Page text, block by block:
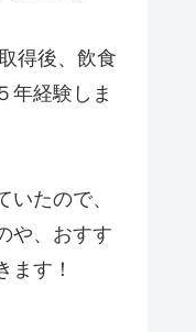
得後、飲食
年経験しま
たので、
や、おすす
ます！